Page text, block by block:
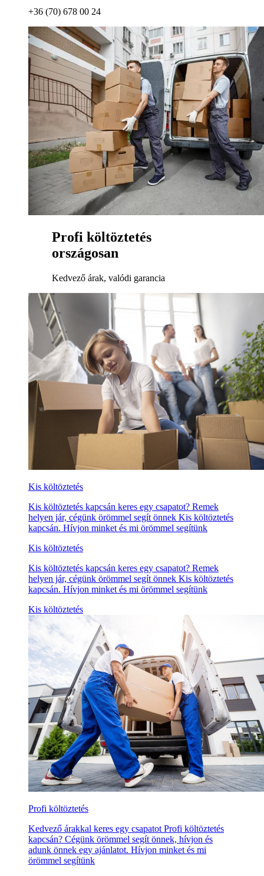
+36 (70) 678 00 24
Profi költöztetés
országosan
Kedvező árak, valódi garancia
Kis költöztetés
Kis költöztetés kapcsán keres egy csapatot? Remek
helyen jár, cégünk örömmel segít önnek Kis költöztetés
kapcsán. Hívjon minket és mi örömmel segítünk
Kis költöztetés
Kis költöztetés kapcsán keres egy csapatot? Remek
helyen jár, cégünk örömmel segít önnek Kis költöztetés
kapcsán. Hívjon minket és mi örömmel segítünk
Kis költöztetés
Profi költöztetés
Kedvező árakkal keres egy csapatot Profi költöztetés
kapcsán? Cégünk örömmel segít önnek, hívjon és
adunk önnek egy ajánlatot. Hívjon minket és mi
örömmel segítünk